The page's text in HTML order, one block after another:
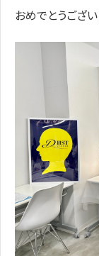
おめでとうござい